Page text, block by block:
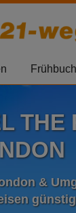
THE
&